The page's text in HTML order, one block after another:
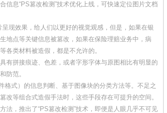
信息“PS篡改检测”技术优化上线，可快速定位图片文档
现效果，给人们以更好的视觉观感，但是，如果在银
地点等关键信息被篡改，如果在保险理赔业务中，病
各类材料被造假，都是不允许的。
有拼接痕迹、色差，或者字形字体与原图相比有明显的
防范。
式）的信息判断、基于图像块的分类方法等。不足之
等组合式造假手法时，这些手段存在可提升的空间。
法，推出了“PS篡改检测”技术，即便是人眼几乎不可见